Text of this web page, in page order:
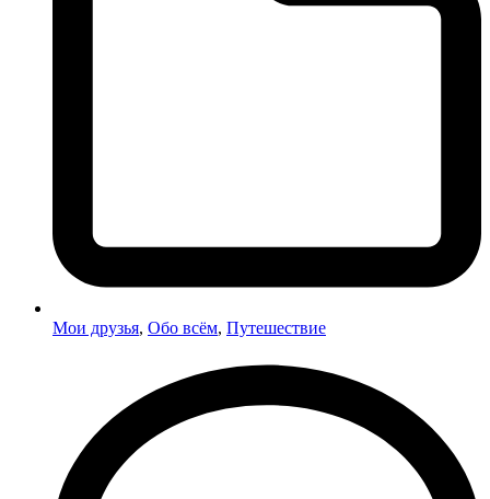
Мои друзья, Обо всём, Путешествие